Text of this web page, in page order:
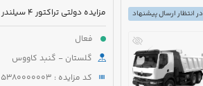
در انتظار ارسال پیشنهاد
فعال
گلستان - گنبد کاووس
کد مزایده : 5021005380000003